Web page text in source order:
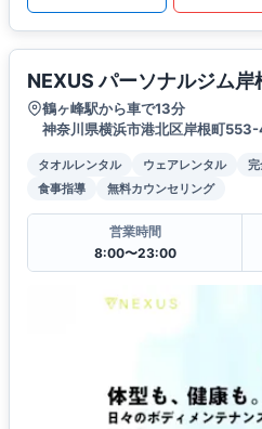
NEXUS パーソナルジム岸
鶴ヶ峰駅から車で13分
神奈川県横浜市港北区岸根町
タオルレンタル ウェアレンタル
食事指導
無料カウンセリング
営業時間
8:00〜23:00